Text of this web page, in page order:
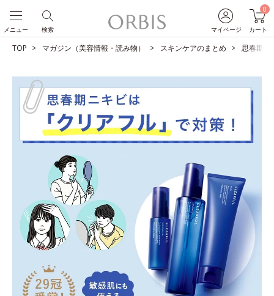
マイページ
0
カート
検索
メニュー
TOP マガジン（美容情報・読み物） スキンケアのまとめ 思春期ニ